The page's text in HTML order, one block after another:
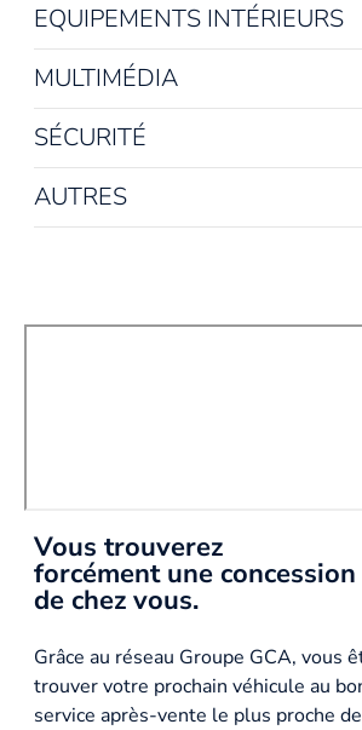
EQUIPEMENTS INTÉRIEURS
MULTIMÉDIA
SÉCURITÉ
AUTRES
Vous trouverez
forcément une
de chez vous.
Grâce au réseau Groupe GCA, vous
trouver votre prochain véhicule au
service après-vente le plus proche